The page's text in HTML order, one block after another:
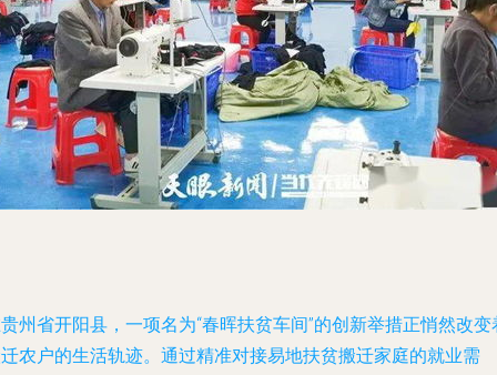
州省开阳县，一项名为“春晖扶贫车间”的创新举措正悄然改变
农户的生活轨迹。通过精准对接易地扶贫搬迁家庭的就业需